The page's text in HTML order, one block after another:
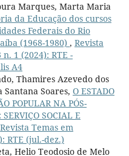
Marques, Marta Maria
da Educação dos cursos
Federais do Rio
(1968-1980) , Revista
1 (2024): RTE -
A4
Thamires Azevedo dos
Santana Soares, O ESTADO
POPULAR NA PÓS-
SOCIAL E
Revista Temas em
RTE (jul.-dez.)
Helio Teodosio de Melo